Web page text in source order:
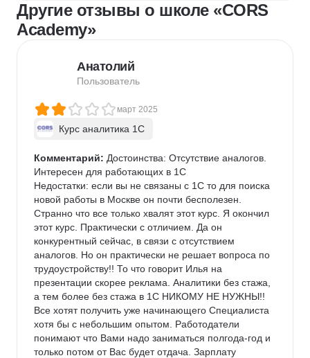
Другие отзывы о школе «CORS
Academy»
Анатолий
Пользователь
март 2025
Курс аналитика 1C
Комментарий: Достоинства: Отсутствие аналогов.
Интересен для работающих в 1С
Недостатки: если вы не связаны с 1С то для поиска
новой работы в Москве он почти бесполезен.
Странно что все только хвалят этот курс. Я окончил
этот курс. Практически с отличием. Да он
конкурентный сейчас, в связи с отсутствием
аналогов. Но он практически не решает вопроса по
трудоустройству!! То что говорит Илья на
презентации скорее реклама. Аналитики без стажа,
а тем более без стажа в 1С НИКОМУ НЕ НУЖНЫ!!
Все хотят получить уже начинающего Специалиста
хотя бы с небольшим опытом. Работодатели
понимают что Вами надо заниматься полгода-год и
только потом от Вас будет отдача. Зарплату